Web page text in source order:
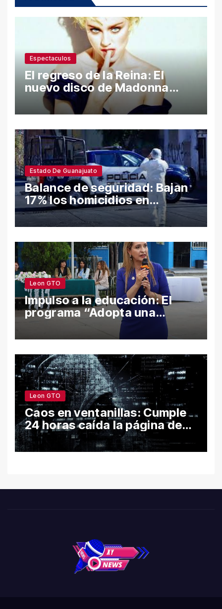
Espectaculos
El regreso de la Reina: El
nuevo disco de Madonna
desata polémica con ataques
a Sean Penn y confesiones
Estado De Guanajuato
Balance de seguridad: Bajan
17% los homicidios en
Guanajuato en el semestre;
León y Salamanca lideran
Leon GTO
Impulso a la educación: El
programa “Adopta una
Escuela” fortalece el
bienestar y la permanencia
Leon GTO
Caos en ventanillas: Cumple
24 horas caída la página de
León por hackeo y congela
trámites